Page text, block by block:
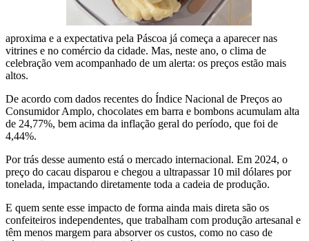
aproxima e a expectativa pela Páscoa já começa a aparecer nas
vitrines e no comércio da cidade. Mas, neste ano, o clima de
celebração vem acompanhado de um alerta: os preços estão mais
altos.
De acordo com dados recentes do Índice Nacional de Preços ao
Consumidor Amplo, chocolates em barra e bombons acumulam alta
de 24,77%, bem acima da inflação geral do período, que foi de
4,44%.
Por trás desse aumento está o mercado internacional. Em 2024, o
preço do cacau disparou e chegou a ultrapassar 10 mil dólares por
tonelada, impactando diretamente toda a cadeia de produção.
E quem sente esse impacto de forma ainda mais direta são os
confeiteiros independentes, que trabalham com produção artesanal e
têm menos margem para absorver os custos, como no caso de